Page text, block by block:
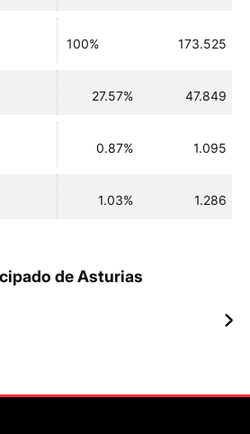
100% 173.525
27.57% 47.849
0.87% 1.095
1.03% 1.286
de Asturias